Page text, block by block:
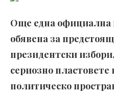
Още една официална
обявена за
президентски
сериозно пластовете
политическо